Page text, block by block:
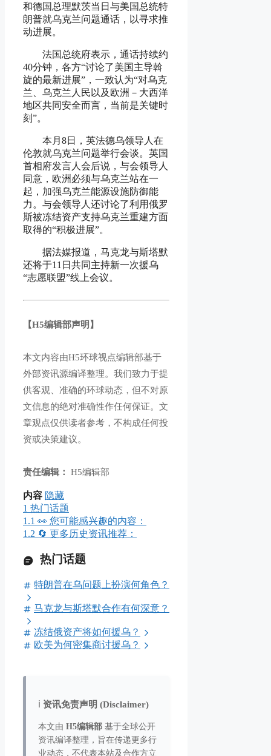
和德国总理默茨当日与美国总统特
朗普就乌克兰问题通话，以寻求推
动进展。
法国总统府表示，通话持续约
40分钟，各方“讨论了美国主导斡
旋的最新进展”，一致认为“对乌克
兰、乌克兰人民以及欧洲－大西洋
地区共同安全而言，当前是关键时
刻”。
本月8日，英法德乌领导人在
伦敦就乌克兰问题举行会谈。英国
首相府发言人会后说，与会领导人
同意，欧洲必须与乌克兰站在一
起，加强乌克兰能源设施防御能
力。与会领导人还讨论了利用俄罗
斯被冻结资产支持乌克兰重建方面
取得的“积极进展”。
据法媒报道，马克龙与斯塔默
还将于11日共同主持新一次援乌
“志愿联盟”线上会议。
【H5编辑部声明】
本文内容由H5环球视点编辑部基于
外部资讯源编译整理。我们致力于提
供客观、准确的环球动态，但不对原
文信息的绝对准确性作任何保证。文
章观点仅供读者参考，不构成任何投
资或决策建议。
责任编辑： H5编辑部
内容 隐藏
1 热门话题
1.1 👀 您可能感兴趣的内容：
1.2 🔄 更多历史资讯推荐：
热门话题
特朗普在乌问题上扮演何角色？
马克龙与斯塔默合作有何深意？
冻结俄资产将如何援乌？
欧美为何密集商讨援乌？
ℹ️ 资讯免责声明 (Disclaimer)
本文由 H5编辑部 基于全球公开
资讯编译整理，旨在传递更多行
业动态，不代表本站及合作方立